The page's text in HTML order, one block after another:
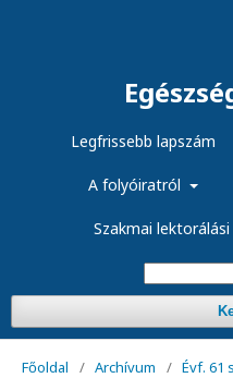
Legfrissebb lapszám
A folyóiratról
Szakmai
Főoldal / Archívum / Évf. 61